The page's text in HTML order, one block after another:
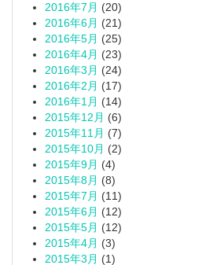
2016年7月 (20)
2016年6月 (21)
2016年5月 (25)
2016年4月 (23)
2016年3月 (24)
2016年2月 (17)
2016年1月 (14)
2015年12月 (6)
2015年11月 (7)
2015年10月 (2)
2015年9月 (4)
2015年8月 (8)
2015年7月 (11)
2015年6月 (12)
2015年5月 (12)
2015年4月 (3)
2015年3月 (1)